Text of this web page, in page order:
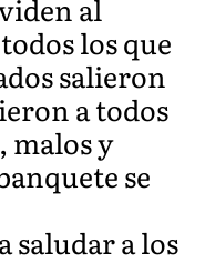
al
los que
salieron
a todos
malos y
se
saludar a los